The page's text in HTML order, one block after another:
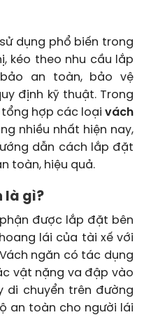
dụng phổ biến trong
kéo theo nhu cầu lắp
an toàn, bảo vệ
định kỹ thuật. Trong
tổng hợp các loại vách
nhiều nhất hiện nay,
dẫn cách lắp đặt
toàn, hiệu quả.
là gì?
được lắp đặt bên
lái của tài xế với
ngăn có tác dụng
vật nặng va đập vào
di chuyển trên đường
an toàn cho người lái